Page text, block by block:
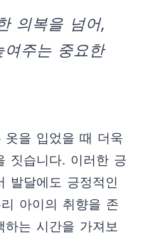
의복을 넘어,
여주는 중요한
옷을 입었을 때 더욱
짓습니다. 이러한 긍
발달에도 긍정적인
아이의 취향을 존
하는 시간을 가져보